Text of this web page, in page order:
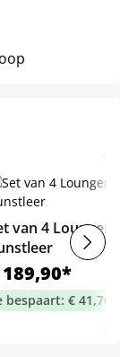
van 4 Lounger
bespaart: € 41,70